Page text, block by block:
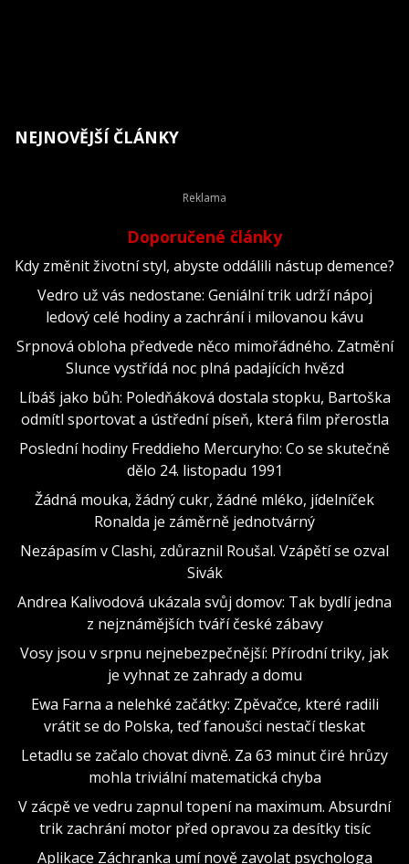
NEJNOVĚJŠÍ ČLÁNKY
Doporučené články
Kdy změnit životní styl, abyste oddálili nástup demence?
Vedro už vás nedostane: Geniální trik udrží nápoj
ledový celé hodiny a zachrání i milovanou kávu
Srpnová obloha předvede něco mimořádného. Zatmění
Slunce vystřídá noc plná padajících hvězd
Líbáš jako bůh: Poledňáková dostala stopku, Bartoška
odmítl sportovat a ústřední píseň, která film přerostla
Poslední hodiny Freddieho Mercuryho: Co se skutečně
dělo 24. listopadu 1991
Žádná mouka, žádný cukr, žádné mléko, jídelníček
Ronalda je záměrně jednotvárný
Nezápasím v Clashi, zdůraznil Roušal. Vzápětí se ozval
Sivák
Andrea Kalivodová ukázala svůj domov: Tak bydlí jedna
z nejznámějších tváří české zábavy
Vosy jsou v srpnu nejnebezpečnější: Přírodní triky, jak
je vyhnat ze zahrady a domu
Ewa Farna a nelehké začátky: Zpěvačce, které radili
vrátit se do Polska, teď fanoušci nestačí tleskat
Letadlu se začalo chovat divně. Za 63 minut čiré hrůzy
mohla triviální matematická chyba
V zácpě ve vedru zapnul topení na maximum. Absurdní
trik zachrání motor před opravou za desítky tisíc
Aplikace Záchranka umí nově zavolat psychologa